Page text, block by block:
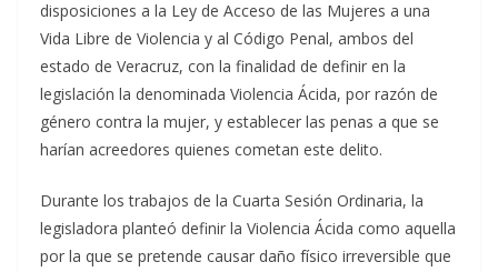
disposiciones a la Ley de Acceso de las Mujeres a una
Vida Libre de Violencia y al Código Penal, ambos del
estado de Veracruz, con la finalidad de definir en la
legislación la denominada Violencia Ácida, por razón de
género contra la mujer, y establecer las penas a que se
harían acreedores quienes cometan este delito.
Durante los trabajos de la Cuarta Sesión Ordinaria, la
legisladora planteó definir la Violencia Ácida como aquella
por la que se pretende causar daño físico irreversible que